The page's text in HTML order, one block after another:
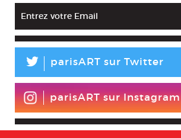
L parisART sur Twitter
parisART sur Instagram